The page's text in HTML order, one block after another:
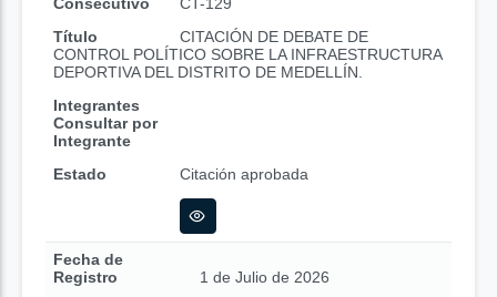
Título
CITACIÓN DE DEBATE DE
CONTROL POLÍTICO SOBRE LA INFRAESTRUCTURA
DEPORTIVA DEL DISTRITO DE MEDELLÍN.
Integrantes
Consultar por
Integrante
Estado
Citación aprobada
Fecha de
Registro
1 de Julio de 2026